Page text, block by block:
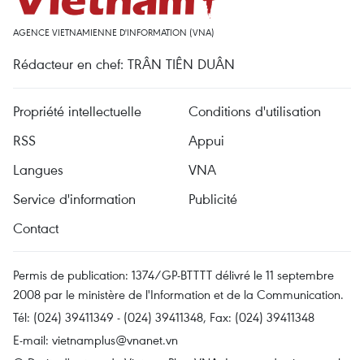
AGENCE VIETNAMIENNE D'INFORMATION (VNA)
Rédacteur en chef: TRÂN TIÊN DUÂN
Propriété intellectuelle
Conditions d'utilisation
RSS
Appui
Langues
VNA
Service d'information
Publicité
Contact
Permis de publication: 1374/GP-BTTTT délivré le 11 septembre
2008 par le ministère de l'Information et de la Communication.
Tél: (024) 39411349 - (024) 39411348, Fax: (024) 39411348
E-mail: vietnamplus@vnanet.vn